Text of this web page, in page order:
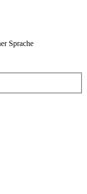
Sprache